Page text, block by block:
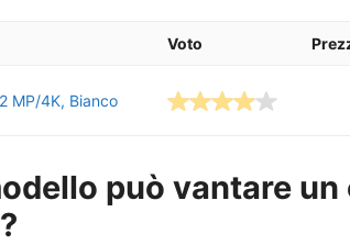
Voto
MP/4K, Bianco
può vantare un